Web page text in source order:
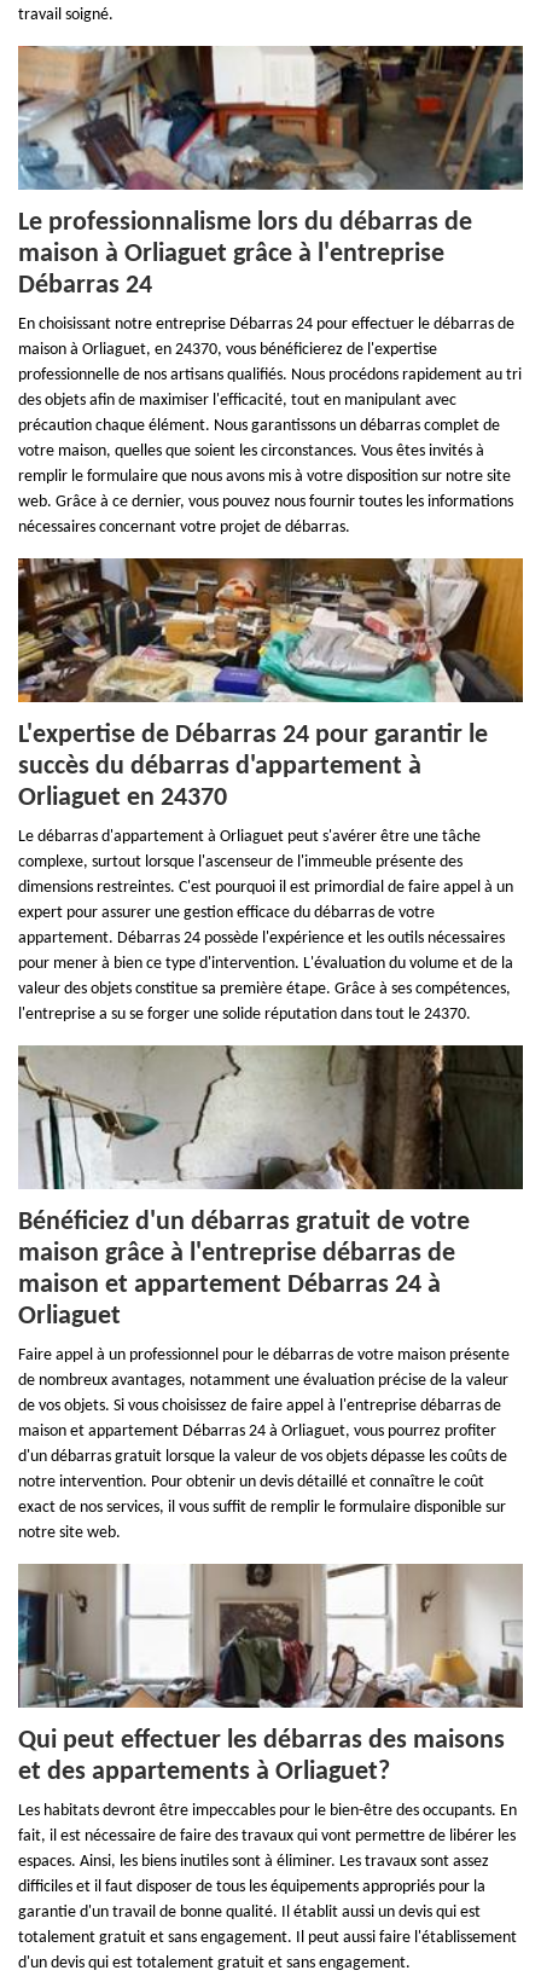
travail soigné.
Le professionnalisme lors du débarras de
maison à Orliaguet grâce à l'entreprise
Débarras 24
En choisissant notre entreprise Débarras 24 pour effectuer le débarras de
maison à Orliaguet, en 24370, vous bénéficierez de l'expertise
professionnelle de nos artisans qualifiés. Nous procédons rapidement au tri
des objets afin de maximiser l'efficacité, tout en manipulant avec
précaution chaque élément. Nous garantissons un débarras complet de
votre maison, quelles que soient les circonstances. Vous êtes invités à
remplir le formulaire que nous avons mis à votre disposition sur notre site
web. Grâce à ce dernier, vous pouvez nous fournir toutes les informations
nécessaires concernant votre projet de débarras.
L'expertise de Débarras 24 pour garantir le
succès du débarras d'appartement à
Orliaguet en 24370
Le débarras d'appartement à Orliaguet peut s'avérer être une tâche
complexe, surtout lorsque l'ascenseur de l'immeuble présente des
dimensions restreintes. C'est pourquoi il est primordial de faire appel à un
expert pour assurer une gestion efficace du débarras de votre
appartement. Débarras 24 possède l'expérience et les outils nécessaires
pour mener à bien ce type d'intervention. L'évaluation du volume et de la
valeur des objets constitue sa première étape. Grâce à ses compétences,
l'entreprise a su se forger une solide réputation dans tout le 24370.
Bénéficiez d'un débarras gratuit de votre
maison grâce à l'entreprise débarras de
maison et appartement Débarras 24 à
Orliaguet
Faire appel à un professionnel pour le débarras de votre maison présente
de nombreux avantages, notamment une évaluation précise de la valeur
de vos objets. Si vous choisissez de faire appel à l'entreprise débarras de
maison et appartement Débarras 24 à Orliaguet, vous pourrez profiter
d'un débarras gratuit lorsque la valeur de vos objets dépasse les coûts de
notre intervention. Pour obtenir un devis détaillé et connaître le coût
exact de nos services, il vous suffit de remplir le formulaire disponible sur
notre site web.
Qui peut effectuer les débarras des maisons
et des appartements à Orliaguet?
Les habitats devront être impeccables pour le bien-être des occupants. En
fait, il est nécessaire de faire des travaux qui vont permettre de libérer les
espaces. Ainsi, les biens inutiles sont à éliminer. Les travaux sont assez
difficiles et il faut disposer de tous les équipements appropriés pour la
garantie d'un travail de bonne qualité. Il établit aussi un devis qui est
totalement gratuit et sans engagement. Il peut aussi faire l'établissement
d'un devis qui est totalement gratuit et sans engagement.